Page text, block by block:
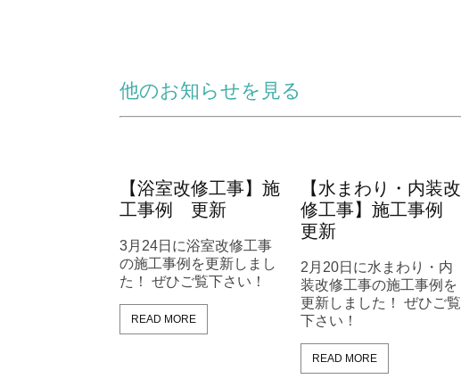
他のお知らせを見る
【浴室改修工事】施
工事例 更新
3月24日に浴室改修工事
の施工事例を更新しまし
た！ ぜひご覧下さい！
READ MORE
【水まわり・内装改
修工事】施工事例
更新
2月20日に水まわり・内
装改修工事の施工事例を
更新しました！ ぜひご覧
下さい！
READ MORE